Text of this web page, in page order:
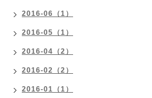
2016-06（1）
2016-05（1）
2016-04（2）
2016-02（2）
2016-01（1）